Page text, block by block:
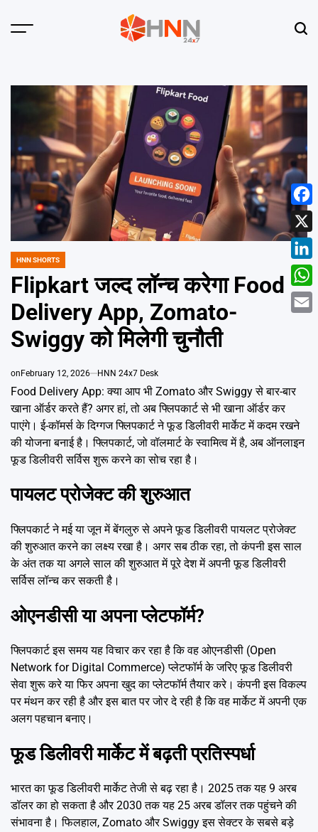
Menu
POSTED
HNN SHORTS
Flipkart जल्द लॉन्च करेगा Food
Delivery App, Zomato-
Swiggy को मिलेगी चुनौती
onFebruary 12, 2026 HNN 24x7 Desk
Food Delivery App: क्या आप भी Zomato और Swiggy से बार-बार
खाना ऑर्डर करते हैं? अगर हां, तो अब फ्लिपकार्ट से भी खाना ऑर्डर कर
पाएंगे। ई-कॉमर्स के दिग्गज फ्लिपकार्ट ने फूड डिलीवरी मार्केट में कदम रखने
की योजना बनाई है। फ्लिपकार्ट, जो वॉलमार्ट के स्वामित्व में है, अब ऑनलाइन
फूड डिलीवरी सर्विस शुरू करने का सोच रहा है।
पायलट प्रोजेक्ट की शुरुआत
फ्लिपकार्ट ने मई या जून में बेंगलुरु से अपने फूड डिलीवरी पायलट प्रोजेक्ट
की शुरुआत करने का लक्ष्य रखा है। अगर सब ठीक रहा, तो कंपनी इस साल
के अंत तक या अगले साल की शुरुआत में पूरे देश में अपनी फूड डिलीवरी
सर्विस लॉन्च कर सकती है।
ओएनडीसी या अपना प्लेटफॉर्म?
फ्लिपकार्ट इस समय यह विचार कर रहा है कि वह ओएनडीसी (Open
Network for Digital Commerce) प्लेटफॉर्म के जरिए फूड डिलीवरी
सेवा शुरू करे या फिर अपना खुद का प्लेटफॉर्म तैयार करे। कंपनी इस विकल्प
पर मंथन कर रही है और इस बात पर जोर दे रही है कि वह मार्केट में अपनी एक
अलग पहचान बनाए।
फूड डिलीवरी मार्केट में बढ़ती प्रतिस्पर्धा
भारत का फूड डिलीवरी मार्केट तेजी से बढ़ रहा है। 2025 तक यह 9 अरब
डॉलर का हो सकता है और 2030 तक यह 25 अरब डॉलर तक पहुंचने की
संभावना है। फिलहाल, Zomato और Swiggy इस सेक्टर के सबसे बड़े
X